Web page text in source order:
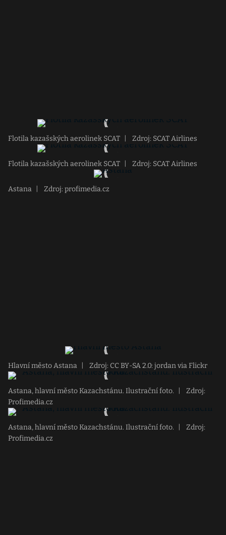
Flotila kazašských aerolinek SCAT Zdroj: SCAT Airlines
Flotila kazašských aerolinek SCAT Zdroj: SCAT Airlines
Astana Zdroj: profimedia.cz
Hlavní město Astana Zdroj: CC BY-SA 2.0: jordan via Flickr
Astana, hlavní město Kazachstánu. Ilustrační foto.
Zdroj:
Profimedia.cz
Astana, hlavní město Kazachstánu. Ilustrační foto.
Zdroj:
Profimedia.cz